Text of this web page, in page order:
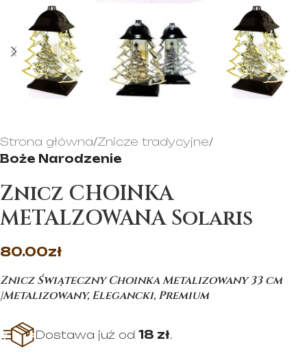
Strona główna Znicze tradycyjne
Boże Narodzenie
Znicz CHOINKA
METALZOWANA Solaris
80.00zł
Znicz Świąteczny Choinka Metalizowany 33 cm
|Metalizowany, Elegancki, Premium
Dostawa już od 18 zł.